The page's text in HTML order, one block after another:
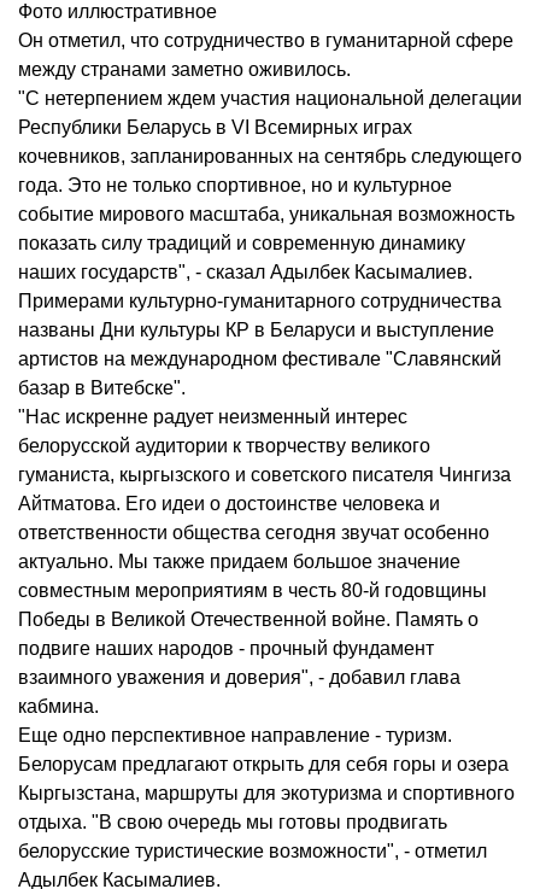
Фото иллюстративное
Он отметил, что сотрудничество в гуманитарной сфере
между странами заметно оживилось.
"С нетерпением ждем участия национальной делегации
Республики Беларусь в VI Всемирных играх
кочевников, запланированных на сентябрь следующего
года. Это не только спортивное, но и культурное
событие мирового масштаба, уникальная возможность
показать силу традиций и современную динамику
наших государств", - сказал Адылбек Касымалиев.
Примерами культурно-гуманитарного сотрудничества
названы Дни культуры КР в Беларуси и выступление
артистов на международном фестивале "Славянский
базар в Витебске".
"Нас искренне радует неизменный интерес
белорусской аудитории к творчеству великого
гуманиста, кыргызского и советского писателя Чингиза
Айтматова. Его идеи о достоинстве человека и
ответственности общества сегодня звучат особенно
актуально. Мы также придаем большое значение
совместным мероприятиям в честь 80-й годовщины
Победы в Великой Отечественной войне. Память о
подвиге наших народов - прочный фундамент
взаимного уважения и доверия", - добавил глава
кабмина.
Еще одно перспективное направление - туризм.
Белорусам предлагают открыть для себя горы и озера
Кыргызстана, маршруты для экотуризма и спортивного
отдыха. "В свою очередь мы готовы продвигать
белорусские туристические возможности", - отметил
Адылбек Касымалиев.